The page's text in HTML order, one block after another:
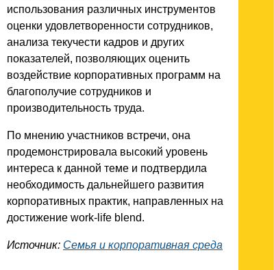
использования различных инструментов
оценки удовлетворенности сотрудников,
анализа текучести кадров и других
показателей, позволяющих оценить
воздействие корпоративных программ на
благополучие сотрудников и
производительность труда.
По мнению участников встречи, она
продемонстрировала высокий уровень
интереса к данной теме и подтвердила
необходимость дальнейшего развития
корпоративных практик, направленных на
достижение work-life blend.
Источник: Семья и корпоративная среда